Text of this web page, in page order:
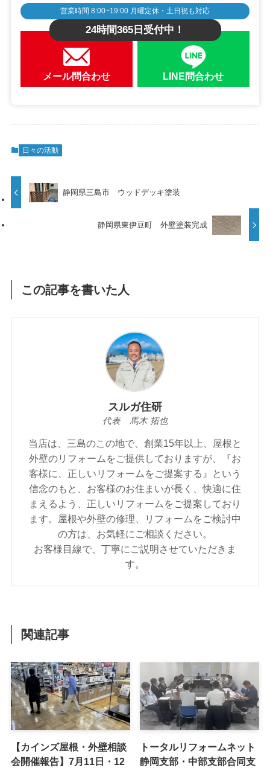
営業時間 8:00~19:00 月曜定休・土日祝も対応
24時間365日受付中！
メール問合わせ LINE問合わせ
日々の活動
静岡県三島市 ウッドデッキ塗装
静岡県東伊豆町 外壁塗装完成
この記事を書いた人
スルガ住研
代表 馬木 拓也
当店は、三島のこの地で、創業15年以上、屋根と
外壁のリフォームをご提供しておりますが、『お
客様に、正しいリフォームをご提案する』という
信念のもと、お客様のお住まいが⾧く、快適に住
まえるよう、正しいリフォームをご提案しており
ます。屋根や外壁の修理、リフォームをご検討中
の方は、お気軽にご相談ください。
お客様目線で、丁寧にご説明させていただきま
す。
関連記事
【カインズ屋根・外壁相談
会開催報告】7月11日・12
トータルリフォームネット
静岡支部・中部支部合同支